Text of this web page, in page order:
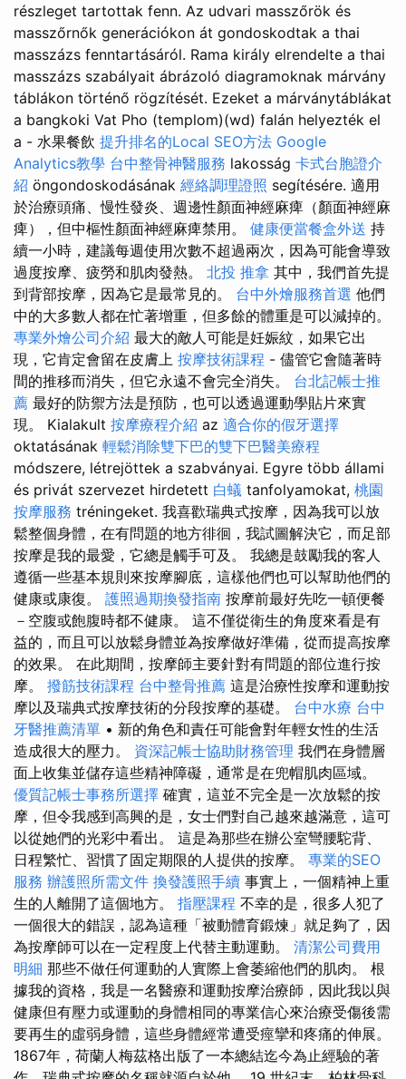
részleget tartottak fenn. Az udvari masszőrök és
masszőrnők generációkon át gondoskodtak a thai
masszázs fenntartásáról. Rama király elrendelte a thai
masszázs szabályait ábrázoló diagramoknak márvány
táblákon történő rögzítését. Ezeket a márványtáblákat
a bangkoki Vat Pho (templom)(wd) falán helyezték el
a - 水果餐飲 提升排名的Local SEO方法 Google
Analytics教學 台中整骨神醫服務 lakosság 卡式台胞證介
紹 öngondoskodásának 經絡調理證照 segítésére. 適用
於治療頭痛、慢性發炎、週邊性顏面神經麻痺（顏面神經麻
痺），但中樞性顏面神經麻痺禁用。 健康便當餐盒外送 持
續一小時，建議每週使用次數不超過兩次，因為可能會導致
過度按摩、疲勞和肌肉發熱。 北投 推拿 其中，我們首先提
到背部按摩，因為它是最常見的。 台中外燴服務首選 他們
中的大多數人都在忙著增重，但多餘的體重是可以減掉的。
專業外燴公司介紹 最大的敵人可能是妊娠紋，如果它出
現，它肯定會留在皮膚上 按摩技術課程 - 儘管它會隨著時
間的推移而消失，但它永遠不會完全消失。 台北記帳士推
薦 最好的防禦方法是預防，也可以透過運動學貼片來實
現。 Kialakult 按摩療程介紹 az 適合你的假牙選擇
oktatásának 輕鬆消除雙下巴的雙下巴醫美療程
módszere, létrejöttek a szabványai. Egyre több állami
és privát szervezet hirdetett 白蟻 tanfolyamokat, 桃園
按摩服務 tréningeket. 我喜歡瑞典式按摩，因為我可以放
鬆整個身體，在有問題的地方徘徊，我試圖解決它，而足部
按摩是我的最愛，它總是觸手可及。 我總是鼓勵我的客人
遵循一些基本規則來按摩腳底，這樣他們也可以幫助他們的
健康或康復。 護照過期換發指南 按摩前最好先吃一頓便餐
－空腹或飽腹時都不健康。 這不僅從衛生的角度來看是有
益的，而且可以放鬆身體並為按摩做好準備，從而提高按摩
的效果。 在此期間，按摩師主要針對有問題的部位進行按
摩。 撥筋技術課程 台中整骨推薦 這是治療性按摩和運動按
摩以及瑞典式按摩技術的分段按摩的基礎。 台中水療 台中
牙醫推薦清單 • 新的角色和責任可能會對年輕女性的生活
造成很大的壓力。 資深記帳士協助財務管理 我們在身體層
面上收集並儲存這些精神障礙，通常是在兜帽肌肉區域。
優質記帳士事務所選擇 確實，這並不完全是一次放鬆的按
摩，但令我感到高興的是，女士們對自己越來越滿意，這可
以從她們的光彩中看出。 這是為那些在辦公室彎腰駝背、
日程繁忙、習慣了固定期限的人提供的按摩。 專業的SEO
服務 辦護照所需文件 換發護照手續 事實上，一個精神上重
生的人離開了這個地方。 指壓課程 不幸的是，很多人犯了
一個很大的錯誤，認為這種「被動體育鍛煉」就足夠了，因
為按摩師可以在一定程度上代替主動運動。 清潔公司費用
明細 那些不做任何運動的人實際上會萎縮他們的肌肉。 根
據我的資格，我是一名醫療和運動按摩治療師，因此我以與
健康但有壓力或運動的身體相同的專業信心來治療受傷後需
要再生的虛弱身體，這些身體經常遭受痙攣和疼痛的伸展。
1867年，荷蘭人梅茲格出版了一本總結迄今為止經驗的著